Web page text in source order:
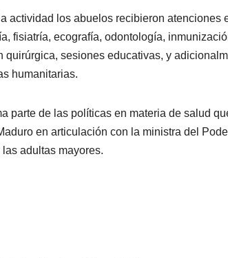
actividad los abuelos recibieron
fisiatría, ecografía, odontología,
quirúrgica, sesiones educativas, y
humanitarias.
parte de las políticas en materia de salud
en articulación con la ministra del
adultas mayores.